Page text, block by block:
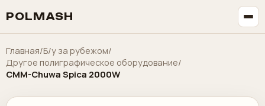
POLMASH
Главная/Б/у за рубежом/
Другое полиграфическое оборудование/
CMM-Chuwa Spica 2000W